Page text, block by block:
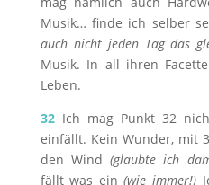
Musik… finde ich selber
auch nicht jeden Tag das
Musik. In all ihren
Leben.
32Ich mag Punkt 32
einfällt. Kein Wunder, mit
den Wind(glaubte ich
fällt was ein (wie immer!)